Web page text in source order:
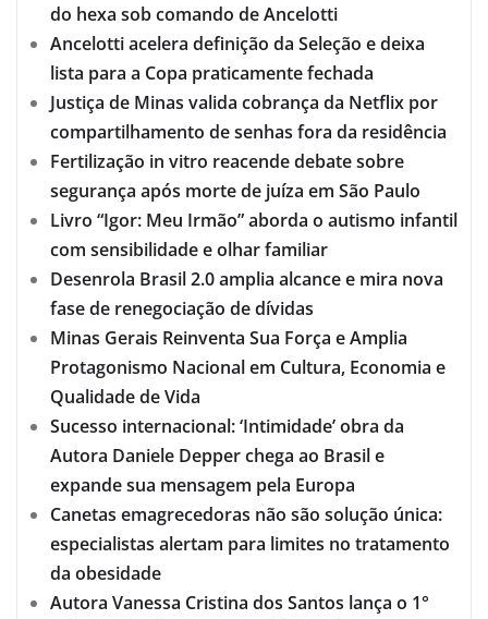
do hexa sob comando de Ancelotti
Ancelotti acelera definição da Seleção e deixa
lista para a Copa praticamente fechada
Justiça de Minas valida cobrança da Netflix por
compartilhamento de senhas fora da residência
Fertilização in vitro reacende debate sobre
segurança após morte de juíza em São Paulo
Livro “Igor: Meu Irmão” aborda o autismo infantil
com sensibilidade e olhar familiar
Desenrola Brasil 2.0 amplia alcance e mira nova
fase de renegociação de dívidas
Minas Gerais Reinventa Sua Força e Amplia
Protagonismo Nacional em Cultura, Economia e
Qualidade de Vida
Sucesso internacional: ‘Intimidade’ obra da
Autora Daniele Depper chega ao Brasil e
expande sua mensagem pela Europa
Canetas emagrecedoras não são solução única:
especialistas alertam para limites no tratamento
da obesidade
Autora Vanessa Cristina dos Santos lança o 1°